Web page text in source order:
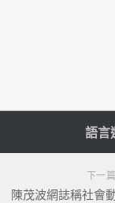
語言
下一
陳茂波網誌稱社會